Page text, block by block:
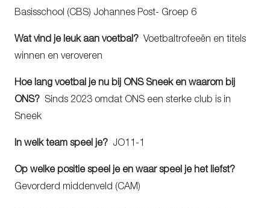
Basisschool (CBS) Johannes Post- Groep 6
Wat vind je leuk aan voetbal? Voetbaltrofeeën en titels
winnen en veroveren
Hoe lang voetbal je nu bij ONS Sneek en waarom bij
ONS? Sinds 2023 omdat ONS een sterke club is in
Sneek
In welk team speel je? JO11-1
Op welke positie speel je en waar speel je het liefst?
Gevorderd middenveld (CAM)